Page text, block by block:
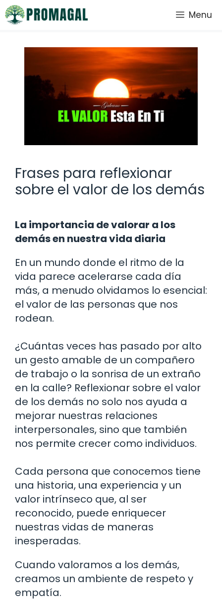
Saltar
al
Menu
Frases para reflexionar
sobre el valor de los demás
La importancia de valorar a los
demás en nuestra vida diaria
En un mundo donde el ritmo de la
vida parece acelerarse cada día
más, a menudo olvidamos lo esencial:
el valor de las personas que nos
rodean.
¿Cuántas veces has pasado por alto
un gesto amable de un compañero
de trabajo o la sonrisa de un extraño
en la calle? Reflexionar sobre el valor
de los demás no solo nos ayuda a
mejorar nuestras relaciones
interpersonales, sino que también
nos permite crecer como individuos.
Cada persona que conocemos tiene
una historia, una experiencia y un
valor intrínseco que, al ser
reconocido, puede enriquecer
nuestras vidas de maneras
inesperadas.
Cuando valoramos a los demás,
creamos un ambiente de respeto y
empatía.